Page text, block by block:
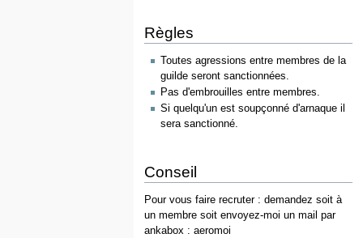
Règles
Toutes agressions entre membres de la
guilde seront sanctionnées.
Pas d'embrouilles entre membres.
Si quelqu'un est soupçonné d'arnaque il
sera sanctionné.
Conseil
Pour vous faire recruter : demandez soit à
un membre soit envoyez-moi un mail par
ankabox : aeromoi